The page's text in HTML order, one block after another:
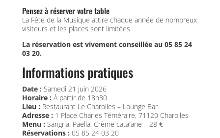
Pensez à réserver votre table
La Fête de la Musique attire chaque année de nombreux
visiteurs et les places sont limitées.
La réservation est vivement conseillée au 05 85 24
03 20.
Informations pratiques
Date : Samedi 21 juin 2026
Horaire : À partir de 18h30
Lieu : Restaurant Le Charolles – Lounge Bar
Adresse : 1 Place Charles Téméraire, 71120 Charolles
Menu : Sangria, Paella, Crème catalane – 28 €
Réservations : 05 85 24 03 20